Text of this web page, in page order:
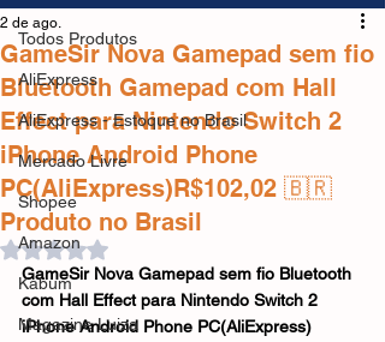
Todos Produtos
AliExpress
AliExpress - Estoque no Brasil
Mercado Livre
Shopee
Amazon
Kabum
Magazine Luiza
GameSir Nova Gamepad sem fio
Bluetooth Gamepad com Hall
Effect para Nintendo Switch 2
iPhone Android Phone
PC(AliExpress)R$102,02 🇧🇷
Produto no Brasil
2 de ago.
Avaliado com NaN de 5 estrelas.
GameSir Nova Gamepad sem fio Bluetooth
com Hall Effect para Nintendo Switch 2
iPhone Android Phone PC(AliExpress)